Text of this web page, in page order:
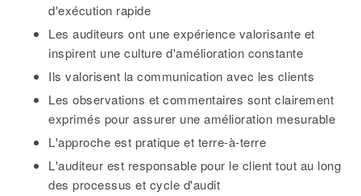
d'exécution rapide
Les auditeurs ont une expérience valorisante et
inspirent une culture d'amélioration constante
Ils valorisent la communication avec les clients
Les observations et commentaires sont clairement
exprimés pour assurer une amélioration mesurable
L'approche est pratique et terre-à-terre
L'auditeur est responsable pour le client tout au long
des processus et cycle d'audit